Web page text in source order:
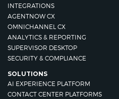
INTEGRATIONS
AGENTNOW CX
OMNICHANNEL CX
ANALYTICS & REPORTING
SUPERVISOR DESKTOP
SECURITY & COMPLIANCE
SOLUTIONS
AI EXPERIENCE PLATFORM
CONTACT CENTER PLATFORMS